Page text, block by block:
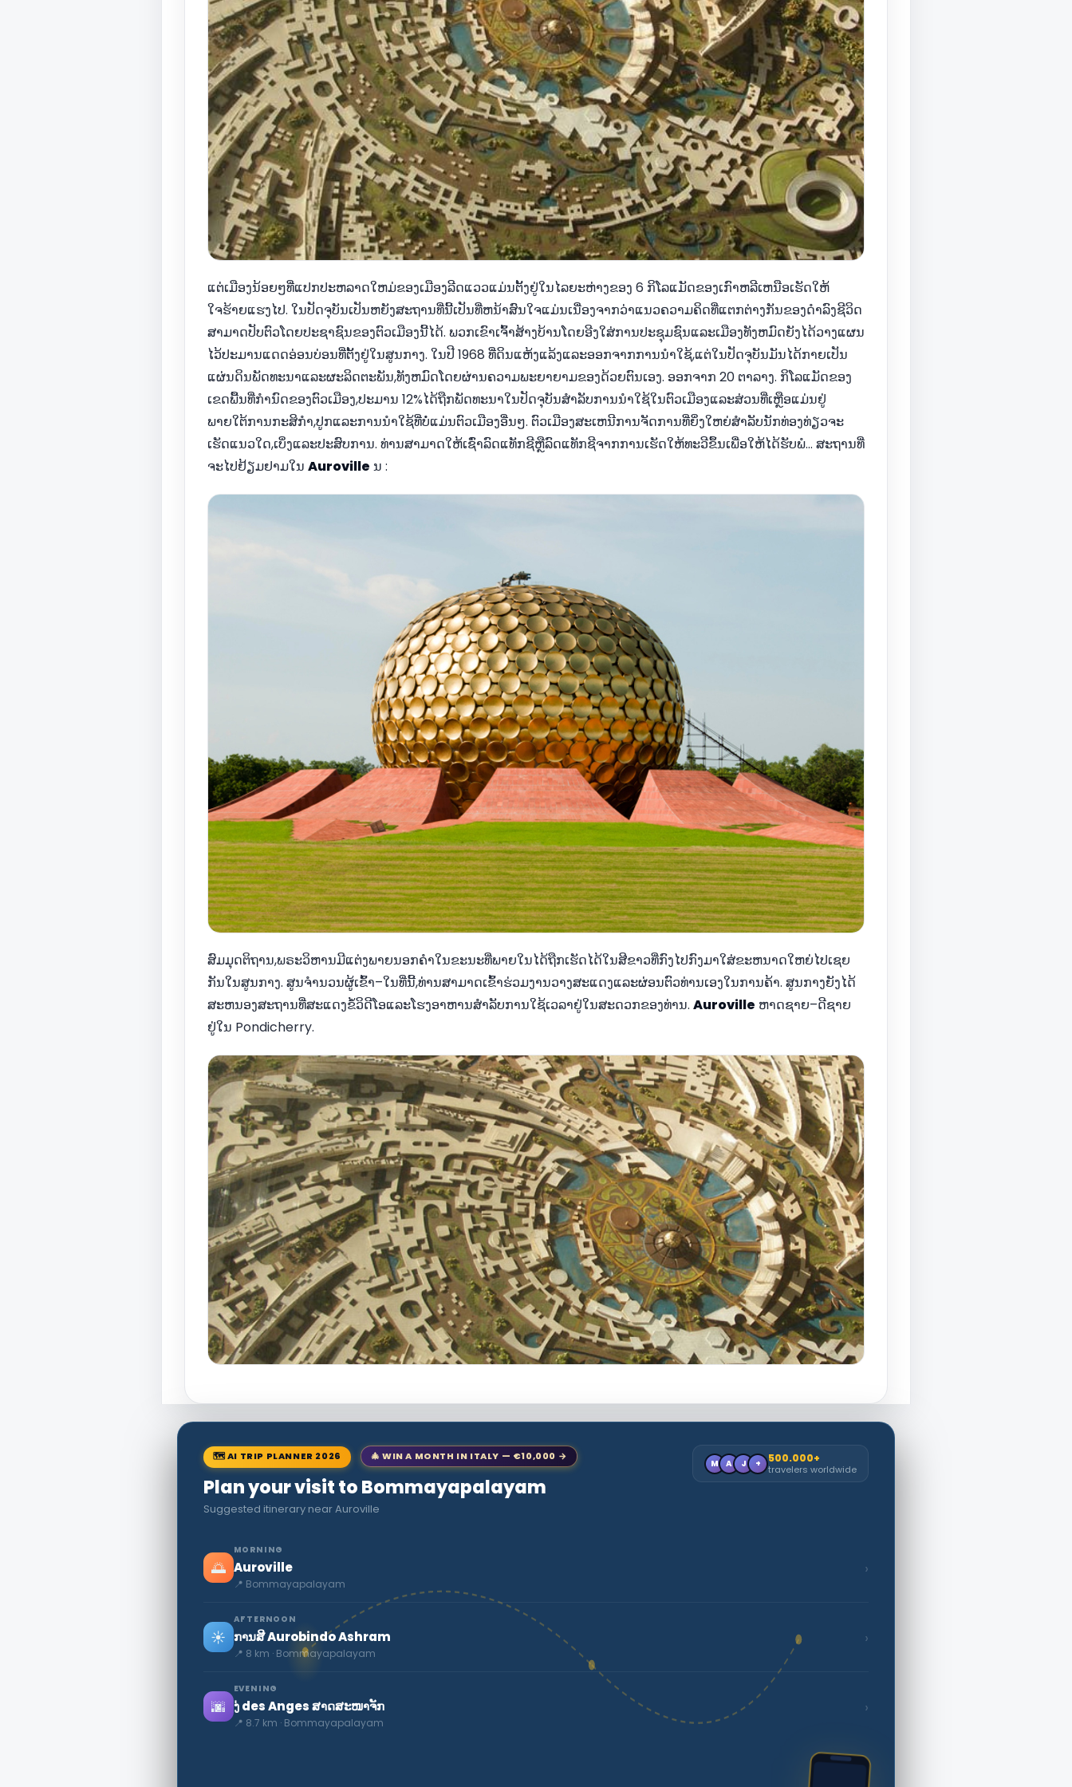
ແຕ່ເມືອງນ້ອຍໆທີ່ແປກປະຫລາດໃຫມ່ຂອງເມືອງລີດແວວແມ່ນຕັ້ງຢູ່ໃນໄລຍະຫ່າງຂອງ 6 ກິໂລແມັດຂອງເກົາຫລີເຫນືອເຮັດໃຫ້
ໃຈຮ້າຍແຮງໄປ. ໃນປັດຈຸບັນເປັນຫຍັງສະຖານທີ່ນີ້ເປັນທີ່ຫນ້າສົນໃຈແມ່ນເນື່ອງຈາກວ່າແນວຄວາມຄິດທີ່ແຕກຕ່າງກັນຂອງດໍາລົງຊີວິດ
ສາມາດປັບຕົວໂດຍປະຊາຊົນຂອງຕົວເມືອງນີ້ໄດ້. ພວກເຂົາເຈົ້າສ້າງບ້ານໂດຍອີງໃສ່ການປະຊຸມຊົນແລະເມືອງທັງຫມົດຍັງໄດ້ວາງແຜນ
ໄວ້ປະມານແດດອ່ອນບ່ອນທີ່ຕັ້ງຢູ່ໃນສູນກາງ. ໃນປີ 1968 ທີ່ດິນແຫ້ງແລ້ງແລະອອກຈາກການນໍາໃຊ້,ແຕ່ໃນປັດຈຸບັນມັນໄດ້ກາຍເປັນ
ແຜ່ນດິນພັດທະນາແລະຜະລິດຕະພັນ,ທັງຫມົດໂດຍຜ່ານຄວາມພະຍາຍາມຂອງດ້ວຍຕົນເອງ. ອອກຈາກ 20 ຕາລາງ. ກິໂລແມັດຂອງ
ເຂດພື້ນທີ່ກໍານົດຂອງຕົວເມືອງ,ປະມານ 12%ໄດ້ຖືກພັດທະນາໃນປັດຈຸບັນສໍາລັບການນໍາໃຊ້ໃນຕົວເມືອງແລະສ່ວນທີ່ເຫຼືອແມ່ນຢູ່
ພາຍໃຕ້ການກະສິກໍາ,ປູກແລະການນໍາໃຊ້ທີ່ບໍ່ແມ່ນຕົວເມືອງອື່ນໆ. ຕົວເມືອງສະເຫນີການຈັດການທີ່ຍິ່ງໃຫຍ່ສໍາລັບນັກທ່ອງທ່ຽວຈະ
ເຮັດແນວໃດ,ເບິ່ງແລະປະສົບການ. ທ່ານສາມາດໃຫ້ເຊົ່າລົດແທັກຊີຫຼືລົດແທັກຊີຈາກການເຮັດໃຫ້ທະວີຂຶ້ນເພື່ອໃຫ້ໄດ້ຮັບພໍ... ສະຖານທີ່
ຈະໄປຢ້ຽມຢາມໃນ Auroville ນ :
ສົມມຸດຕິຖານ,ພຣະວິຫານມີແຕ່ງພາຍນອກຄໍາໃນຂະນະທີ່ພາຍໃນໄດ້ຖືກເຮັດໄດ້ໃນສີຂາວທີ່ກົງໄປກົງມາໃສ່ຂະຫນາດໃຫຍ່ໄປເຊຍ
ກັນໃນສູນກາງ. ສູນຈໍານວນຜູ້ເຂົ້າ–ໃນທີ່ນີ້,ທ່ານສາມາດເຂົ້າຮ່ວມງານວາງສະແດງແລະຜ່ອນຕົວທ່ານເອງໃນການຄ້າ. ສູນກາງຍັງໄດ້
ສະຫນອງສະຖານທີ່ສະແດງຂໍ້ວິດີໂອແລະໂຮງອາຫານສໍາລັບການໃຊ້ເວລາຢູ່ໃນສະດວກຂອງທ່ານ. Auroville ຫາດຊາຍ–ດີຊາຍ
ຢູ່ໃນ Pondicherry.
🗺 AI TRIP PLANNER 2026 🎄 WIN A MONTH IN ITALY — €10,000 →
Plan your visit to Bommayapalayam
Suggested itinerary near Auroville
M A J + 500.000+
travelers worldwide
🌅
MORNING
Auroville
📍 Bommayapalayam
›
☀️
AFTERNOON
ການສີ Aurobindo Ashram
📍 8 km · Bommayapalayam
›
🌆
EVENING
ງ່ des Anges ສາດສະໜາຈັກ
📍 8.7 km · Bommayapalayam
›